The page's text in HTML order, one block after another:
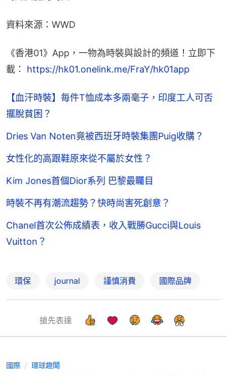
資料來源：WWD
《香港01》App，一物為時裝與設計的頻道！立即下
載： https://hk01.onelink.me/FraY/hk01app
【血汗時裝】毎件T恤成本多兩毫子，印度工人可否
擺脫貧困？
Dries Van Noten竟被西班牙時裝集團Puig收購？
女性化的高跟鞋原來從不屬於女性？
Kim Jones首個Dior系列 巴黎最矚目
時裝不再有潮流趨勢？快時尚害死創意？
Chanel首次公佈成績表，收入戰勝Gucci與Louis
Vuitton？
環保 journal 謹慎消費 國際品牌
搶先表達
國際 環球趣聞